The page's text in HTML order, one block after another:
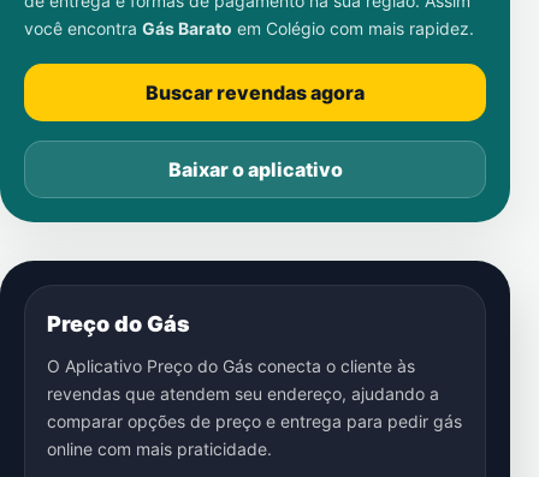
você encontra Gás Barato em Colégio com mais rapidez.
Buscar revendas agora
Baixar o aplicativo
Preço do Gás
O Aplicativo Preço do Gás conecta o cliente às
revendas que atendem seu endereço, ajudando a
comparar opções de preço e entrega para pedir gás
online com mais praticidade.